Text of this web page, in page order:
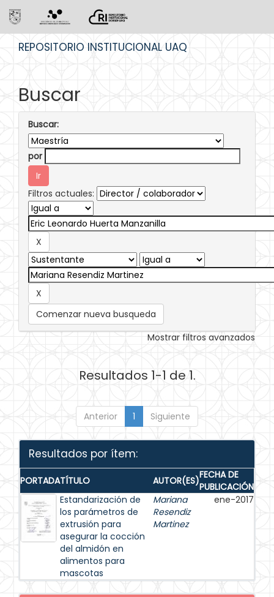
REPOSITORIO INSTITUCIONAL UAQ
Buscar
Buscar:
por
Filtros actuales:
Comenzar nueva busqueda
Mostrar filtros avanzados
Resultados 1-1 de 1.
Anterior 1 Siguiente
Resultados por ítem:
PORTADATÍTULO AUTOR(ES)FECHA DE
PUBLICACIÓN
Estandarización de
los parámetros de
extrusión para
asegurar la cocción
del almidón en
alimentos para
mascotas
Mariana
Resendiz
Martinez
ene-2017